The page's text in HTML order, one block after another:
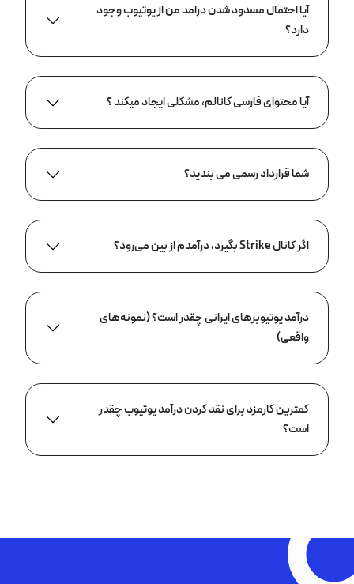
آیا احتمال مسدود شدن درامد من از یوتیوب وجود
دارد؟
آیا محتوای فارسی کانالم، مشکلی ایجاد میکند ؟
شما قرارداد رسمی می بندید؟
اگر کانال Strike بگیرد، درآمدم از بین می‌رود؟
درآمد یوتیوبرهای ایرانی چقدر است؟ (نمونه‌های
واقعی)
کمترین کارمزد برای نقد کردن درآمد یوتیوب چقدر
است؟